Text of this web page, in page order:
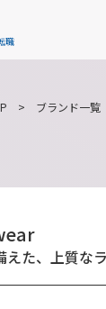
職
> ブランド一覧
た、上質な